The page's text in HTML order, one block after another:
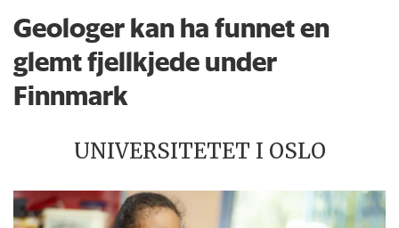
Geologer kan ha funnet en
glemt fjellkjede under
Finnmark
UNIVERSITETET I OSLO